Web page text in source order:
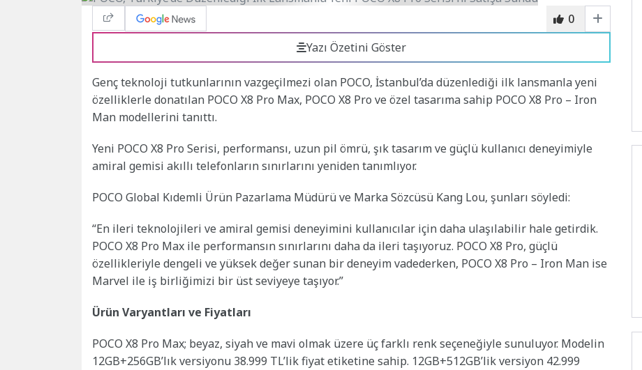
0
Yazı Özetini Göster
Genç teknoloji tutkunlarının vazgeçilmezi olan POCO, İstanbul’da düzenlediği ilk lansmanla yeni
özelliklerle donatılan POCO X8 Pro Max, POCO X8 Pro ve özel tasarıma sahip POCO X8 Pro – Iron
Man modellerini tanıttı.
Yeni POCO X8 Pro Serisi, performansı, uzun pil ömrü, şık tasarım ve güçlü kullanıcı deneyimiyle
amiral gemisi akıllı telefonların sınırlarını yeniden tanımlıyor.
POCO Global Kıdemli Ürün Pazarlama Müdürü ve Marka Sözcüsü Kang Lou, şunları söyledi:
“En ileri teknolojileri ve amiral gemisi deneyimini kullanıcılar için daha ulaşılabilir hale getirdik.
POCO X8 Pro Max ile performansın sınırlarını daha da ileri taşıyoruz. POCO X8 Pro, güçlü
özellikleriyle dengeli ve yüksek değer sunan bir deneyim vadederken, POCO X8 Pro – Iron Man ise
Marvel ile iş birliğimizi bir üst seviyeye taşıyor.”
Ürün Varyantları ve Fiyatları
POCO X8 Pro Max; beyaz, siyah ve mavi olmak üzere üç farklı renk seçeneğiyle sunuluyor. Modelin
12GB+256GB’lık versiyonu 38.999 TL’lik fiyat etiketine sahip. 12GB+512GB’lik versiyon 42.999